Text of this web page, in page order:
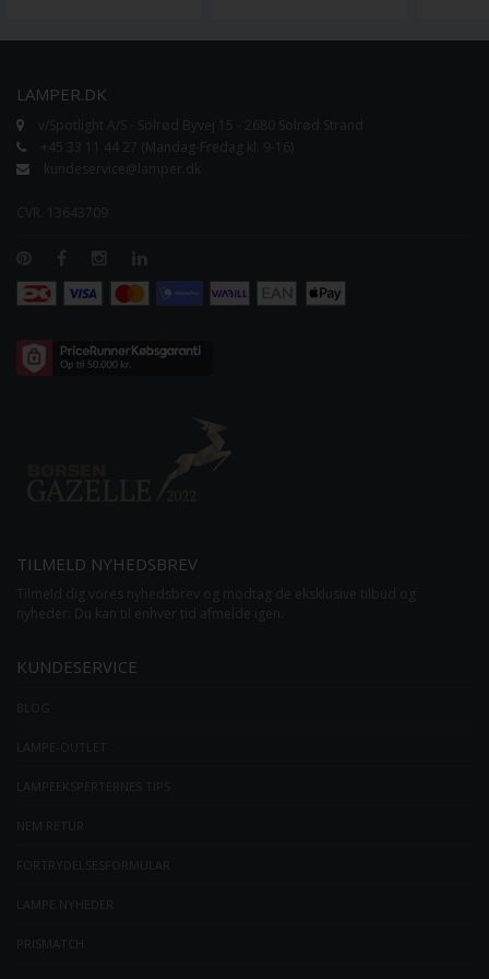
LAMPER.DK
TILMELD NYHEDSBREV
KUNDESERVICE